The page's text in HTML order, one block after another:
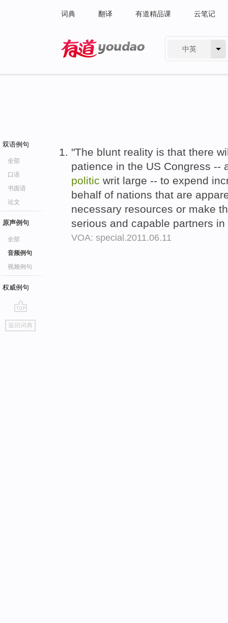
词典 翻译 有道精品课 云笔记
中英
双语例句
全部
口语
书面语
论文
原声例句
全部
音频例句
视频例句
权威例句
go
top
返回词典
"The blunt reality is that there
patience in the US Congress --
politic writ large -- to expend
behalf of nations that are
necessary resources or make
serious and capable partners
VOA: special.2011.06.11